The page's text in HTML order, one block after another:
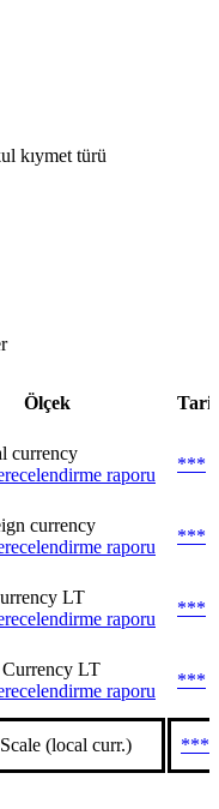
kıymet türü
Ölçek
currency
raporu
***
currency
raporu
***
LT
raporu
***
LT
raporu
***
(local curr.) ***